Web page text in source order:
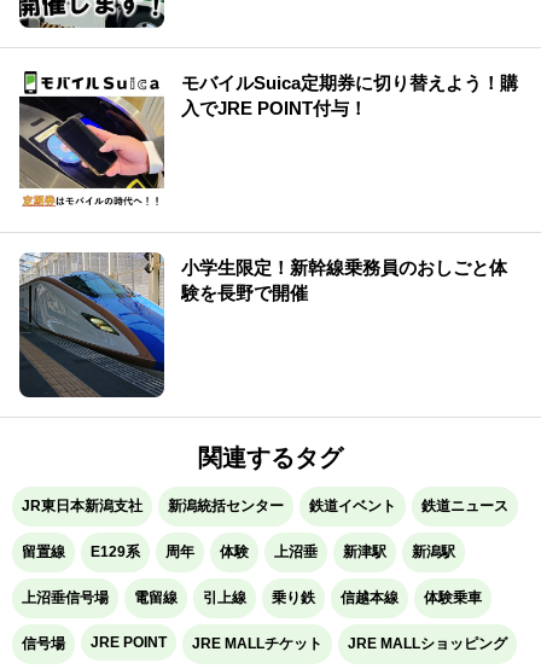
モバイルSuica定期券に切り替えよう！購
入でJRE POINT付与！
小学生限定！新幹線乗務員のおしごと体
験を長野で開催
関連するタグ
JR東日本新潟支社 新潟統括センター 鉄道イベント 鉄道ニュース
留置線 E129系 周年 体験 上沼垂 新津駅 新潟駅
上沼垂信号場 電留線 引上線 乗り鉄 信越本線 体験乗車
信号場 JRE POINT JRE MALLチケット JRE MALLショッピング